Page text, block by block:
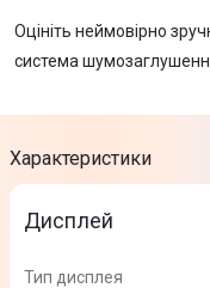
Оцініть неймовірно
система
Характеристики
Дисплей
Тип дисплея